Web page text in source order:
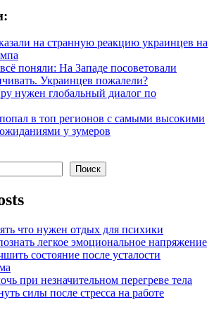
на странную реакцию украинцев на
поняли: На Западе посоветовали
Украинцев пожалели?
нужен глобальный диалог по
в топ регионов с самыми высокими
у зумеров
Поиск
что нужен отдых для психики
легкое эмоциональное напряжение
состояние после усталости
при незначительном перегреве тела
силы после стресса на работе